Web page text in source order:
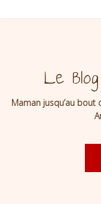
Le
Maman jusqu’au bout